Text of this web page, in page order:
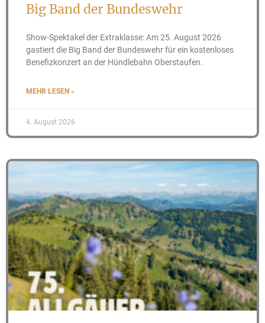
Big Band der Bundeswehr
Show-Spektakel der Extraklasse: Am 25. August 2026
gastiert die Big Band der Bundeswehr für ein kostenloses
Benefizkonzert an der Hündlebahn Oberstaufen.
MEHR LESEN »
4. August 2026